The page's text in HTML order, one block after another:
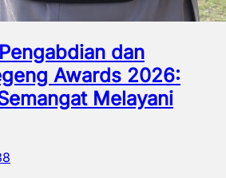
dan
Awards 2026:
Melayani